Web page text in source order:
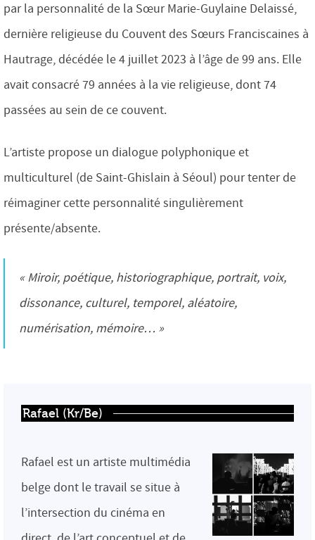
par la personnalité de la Sœur Marie-Guylaine Delaissé,
dernière religieuse du Couvent des Sœurs Franciscaines à
Hautrage, décédée le 4 juillet 2023 à l’âge de 99 ans. Elle
avait consacré 79 années à la vie religieuse, dont 74
passées au sein de ce couvent.
L’artiste propose un dialogue polyphonique et
multiculturel (de Saint-Ghislain à Séoul) pour tenter de
réimaginer cette personnalité singulièrement
présente/absente.
« Miroir, poétique, historiographique, portrait, voix,
dissonance, culturel, temporel, aléatoire,
numérisation, mémoire… »
Rafael (Kr/Be)
Rafael est un artiste multimédia
belge dont le travail se situe à
l’intersection du cinéma en